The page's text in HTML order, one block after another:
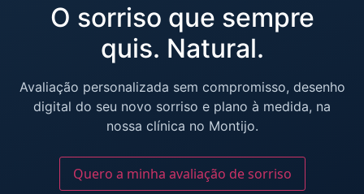
O sorriso que sempre
quis. Natural.
Avaliação personalizada sem compromisso, desenho
digital do seu novo sorriso e plano à medida, na
nossa clínica no Montijo.
Quero a minha avaliação de sorriso